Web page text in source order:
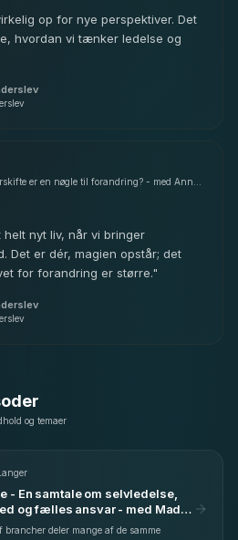
op for nye perspektiver. Det
hvordan vi tænker ledelse og
nyt liv, når vi bringer
Det er dér, magien opstår; det
for forandring er større."
og temaer
- En samtale om selvledelse,
og fælles ansvar - med Mads
brancher deler mange af de samme